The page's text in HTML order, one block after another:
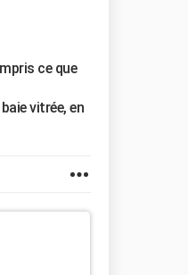
ce que
vitrée, en